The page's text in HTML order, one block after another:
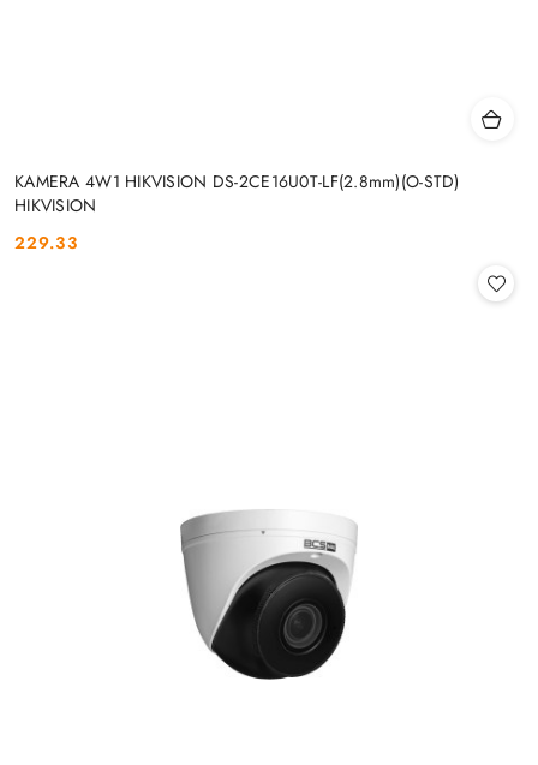
KAMERA 4W1 HIKVISION DS-2CE16U0T-LF(2.8mm)(O-STD)
HIKVISION
Cena:
229.33